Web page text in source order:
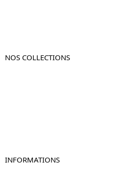
NOS COLLECTIONS
INFORMATIONS